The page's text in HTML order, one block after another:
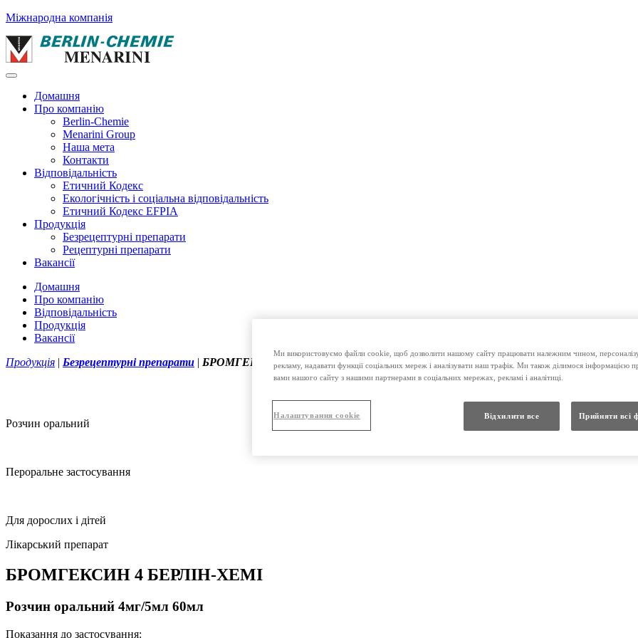
Міжнародна компанія
Домашня
Про компанію
Berlin-Chemie
Menarini Group
Наша мета
Контакти
Відповідальність
Етичний Кодекс
Екологічність і соціальна відповідальність
Етичний Кодекс EFPIA
Продукція
Безрецептурні препарати
Рецептурні препарати
Вакансії
Домашня
Про компанію
Відповідальність
Продукція
Вакансії
Продукція | Безрецептурні препарати | БРОМГЕКСИН 4 БЕРЛІН-ХЕМІ розчин оральний 4мг/5мл 60мл
Розчин оральний
Пероральне застосування
Для дорослих і дітей
Лікарський препарат
БРОМГЕКСИН 4 БЕРЛІН-ХЕМІ
Розчин оральний 4мг/5мл 60мл
Показання до застосування:
Ми використовуємо файли cookie, щоб дозволити нашому сайту працювати належним чином,
рекламу, надавати функції соціальних мереж і аналізувати наш трафік. Ми також ділимося інформацією
вами нашого сайту з нашими партнерами в соціальних мережах, рекламі і аналітиці.
Відхилити все Прийняти всі
Налаштування cookie